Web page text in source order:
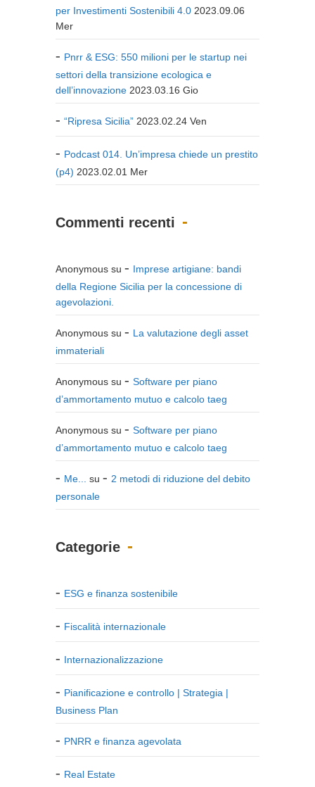
per Investimenti Sostenibili 4.0 2023.09.06
Mer
Pnrr & ESG: 550 milioni per le startup nei
settori della transizione ecologica e
dell’innovazione 2023.03.16 Gio
“Ripresa Sicilia” 2023.02.24 Ven
Podcast 014. Un’impresa chiede un prestito
(p4) 2023.02.01 Mer
Commenti recenti
Anonymous su
Imprese artigiane: bandi
della Regione Sicilia per la concessione di
agevolazioni.
Anonymous su
La valutazione degli asset
immateriali
Anonymous su
Software per piano
d’ammortamento mutuo e calcolo taeg
Anonymous su
Software per piano
d’ammortamento mutuo e calcolo taeg
Me... su
2 metodi di riduzione del debito
personale
Categorie
ESG e finanza sostenibile
Fiscalità internazionale
Internazionalizzazione
Pianificazione e controllo | Strategia |
Business Plan
PNRR e finanza agevolata
Real Estate